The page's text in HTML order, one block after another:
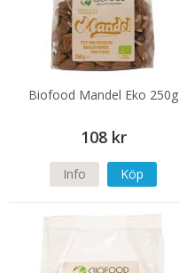
Biofood Mandel Eko 250g
108 kr
Info Köp